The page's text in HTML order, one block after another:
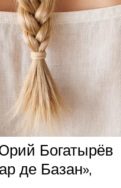
Богатырёв
де Базан»,